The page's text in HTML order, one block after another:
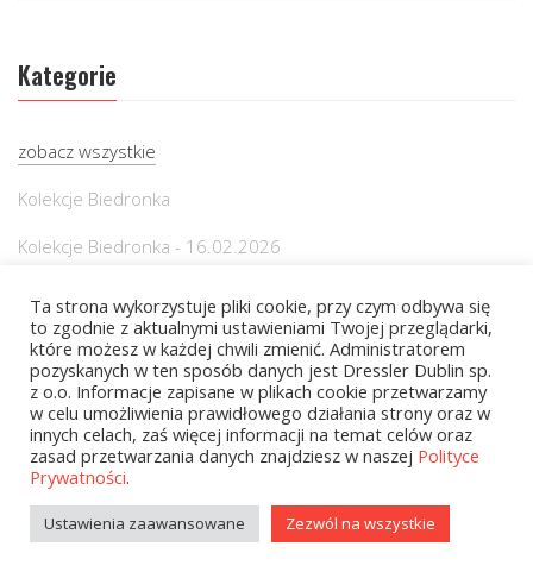
Kategorie
zobacz wszystkie
Kolekcje Biedronka
Kolekcje Biedronka - 16.02.2026
Wielcy Humaniści – 02.03.2026
Kolekcje Biedronka - 16.03.2026
Wielcy Humaniści – 16.03.2026
Kolekcje Biedronka - 13.04.2026
Książki
Ta strona wykorzystuje pliki cookie, przy czym odbywa się
to zgodnie z aktualnymi ustawieniami Twojej przeglądarki,
które możesz w każdej chwili zmienić. Administratorem
pozyskanych w ten sposób danych jest Dressler Dublin sp.
z o.o. Informacje zapisane w plikach cookie przetwarzamy
w celu umożliwienia prawidłowego działania strony oraz w
innych celach, zaś więcej informacji na temat celów oraz
zasad przetwarzania danych znajdziesz w naszej Polityce
Prywatności.
Ustawienia zaawansowane Zezwól na wszystkie